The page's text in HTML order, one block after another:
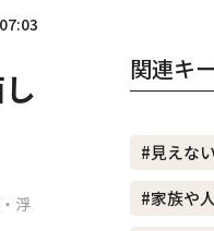
浮
関連キ
#見えな
#家族や